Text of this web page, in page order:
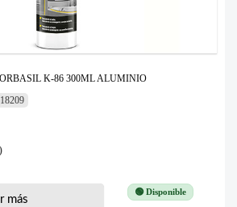
K-86 300ML ALUMINIO
🟢 Disponible
más